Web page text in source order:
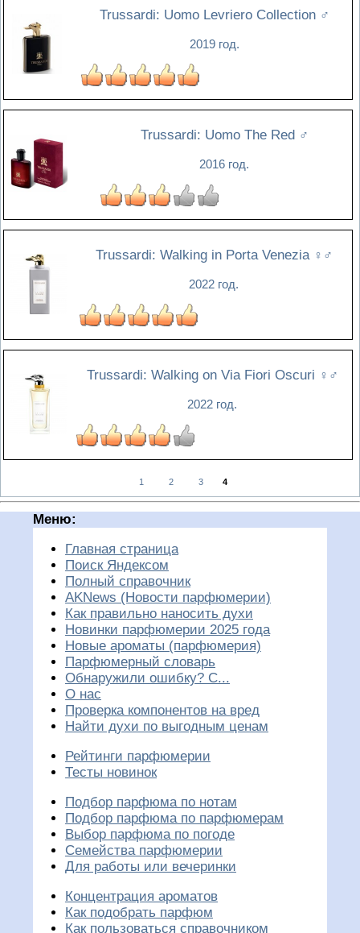
Trussardi: Uomo Levriero Collection ♂
2019 год.
Trussardi: Uomo The Red ♂
2016 год.
Trussardi: Walking in Porta Venezia ♀♂
2022 год.
Trussardi: Walking on Via Fiori Oscuri ♀♂
2022 год.
1 2 3 4
Меню:
Главная страница
Поиск Яндексом
Полный справочник
AKNews (Новости парфюмерии)
Как правильно наносить духи
Новинки парфюмерии 2025 года
Новые ароматы (парфюмерия)
Парфюмерный словарь
Обнаружили ошибку? С...
О нас
Проверка компонентов на вред
Найти духи по выгодным ценам
Рейтинги парфюмерии
Тесты новинок
Подбор парфюма по нотам
Подбор парфюма по парфюмерам
Выбор парфюма по погоде
Семейства парфюмерии
Для работы или вечеринки
Концентрация ароматов
Как подобрать парфюм
Как пользоваться справочником